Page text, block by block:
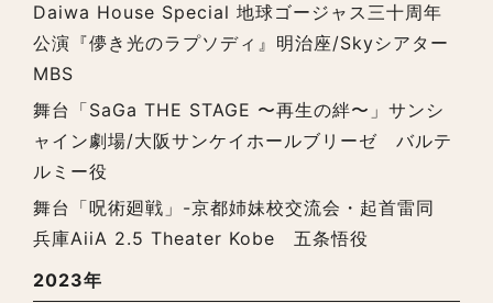
Daiwa House Special 地球ゴージャス三十周年
公演『儚き光のラプソディ』明治座/Skyシアター
MBS
舞台「SaGa THE STAGE 〜再生の絆〜」サンシ
ャイン劇場/大阪サンケイホールブリーゼ バルテ
ルミー役
舞台「呪術廻戦」-京都姉妹校交流会・起首雷同
兵庫AiiA 2.5 Theater Kobe 五条悟役
2023年